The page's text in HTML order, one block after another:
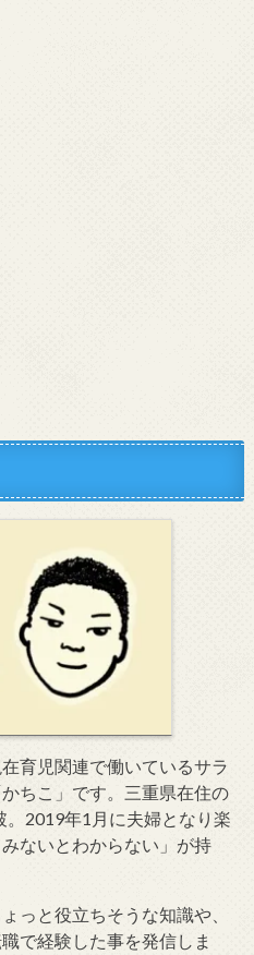
育児関連で働いているサラ
ちこ」です。三重県在住の
2019年1月に夫婦となり楽
ないとわからない」が持
っと役立ちそうな知識や、
で経験した事を発信しま